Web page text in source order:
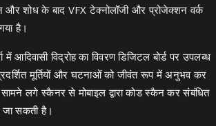
और शोध के बाद VFX टेक्नोलॉजी और प्रोजेक्शन वर्क
है।
आदिवासी विद्रोह का विवरण डिजिटल बोर्ड पर उपलब्ध
मूर्तियों और घटनाओं को जीवंत रूप में अनुभव कर
लगे स्कैनर से मोबाइल द्वारा कोड स्कैन कर संबंधित
जा सकती है।